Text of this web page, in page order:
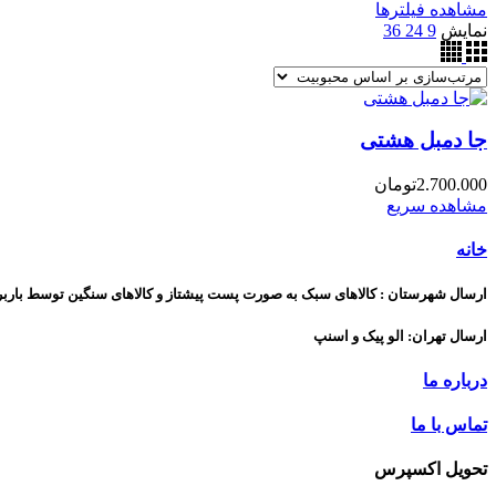
مشاهده فیلترها
نمایش 9
24
36
جا دمبل هشتی
تومان2.700.000
مشاهده سریع
خانه
ارسال شهرستان : کالاهای سبک به صورت پست پیشتاز و کالاهای سنگین توسط
ارسال تهران: الو پیک و اسنپ
درباره ما
تماس با ما
تحویل اکسپرس